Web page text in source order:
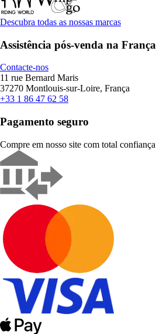
Descubra todas as nossas marcas
Assistência pós-venda na França
Contacte-nos
11 rue Bernard Maris
37270 Montlouis-sur-Loire, França
+33 1 86 47 62 58
Pagamento seguro
Compre em nosso site com total confiança